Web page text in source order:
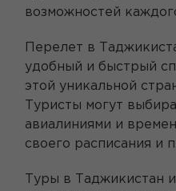
возможностей
Перелет в
удобный и быстрый
этой уникальной
Туристы могут
авиалиниями и
своего расписания и
Туры в Таджикистан